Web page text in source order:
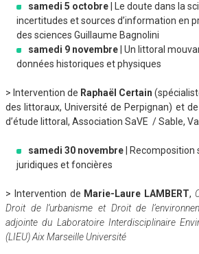
samedi 5 octobre | Le doute dans la
incertitudes et sources d’information en
des sciences Guillaume Bagnolini
samedi 9 novembre | Un littoral
données historiques et physiques
> Intervention de Raphaël Certain
des littoraux, Université de Perpignan) et
d’étude littoral, Association SaVE / Sable,
samedi 30 novembre |
juridiques et foncières
> Intervention de Marie-Laure LAMBERT,
Droit de l’urbanisme et Droit de
adjointe du Laboratoire Interdisciplinaire
(LIEU)Aix Marseille Université